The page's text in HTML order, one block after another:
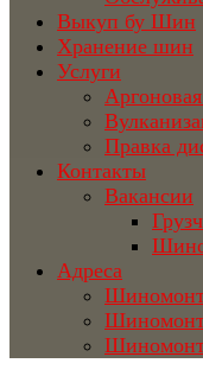
Выкуп бу Шин
Хранение шин
Услуги
Правка
Контакты
Вакансии
Адреса